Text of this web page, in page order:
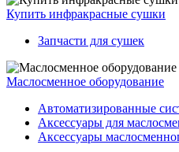
Купить инфракрасные сушки
Запчасти для сушек
Маслосменное оборудование
Автоматизированные
Аксессуары для
Аксессуары